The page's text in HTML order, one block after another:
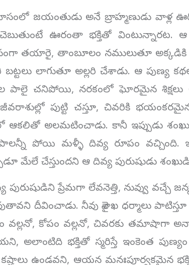
జయంతుడు అనే బ్రాహ్మణుడు వాళ్ల
చెబుతుంటే ఊరంతా భక్తితో
తయారై, తాంబూలం నములుతూ అక్కడికి
బట్టలు లాగుతూ అల్లరి చేశాడు. ఆ పుణ్య
పాలై చనిపోయి, నరకంలో ఘోరమైన శిక్షలు
జీవరాశుల్లో పుట్టి చస్తూ, చివరికి
ఆకలితో అలమటించాడు. కానీ ఇప్పుడు
పోయి మళ్ళీ దివ్య రూపం వచ్చింది.
మేలే చేస్తుందని ఆ దివ్య పురుషుడు
పురుషుడిని ప్రేమగా లేవనెత్తి, నువ్వు వచ్చే
దీవించాడు. నీవు వైశాఖ ధర్మాలు
వల్లనో, కోపం వల్లనో, చివరకు తమాషాగా
అలాంటిది భక్తితో స్మరిస్తే ఇంకెంత
కష్టాలు ఉండవని, ఆయన మనఃపూర్వకమైన